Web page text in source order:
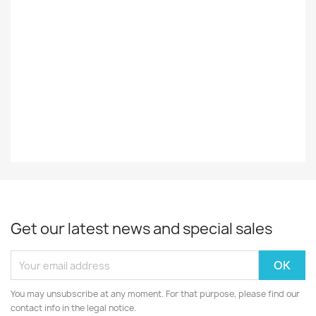
Get our latest news and special sales
You may unsubscribe at any moment. For that purpose, please find our
contact info in the legal notice.